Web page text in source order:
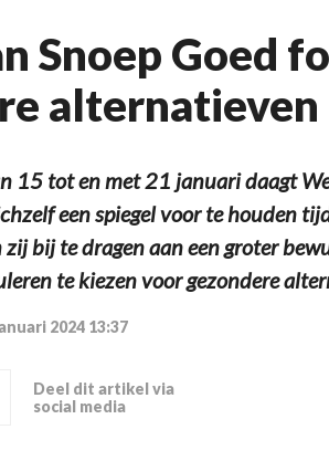
Snoep Goed
alternatieven
15 tot en met 21 januari daagt
een spiegel voor te houden
zij bij te dragen aan een groter
te kiezen voor gezondere
2024 13:37
Deel dit artikel via
social media